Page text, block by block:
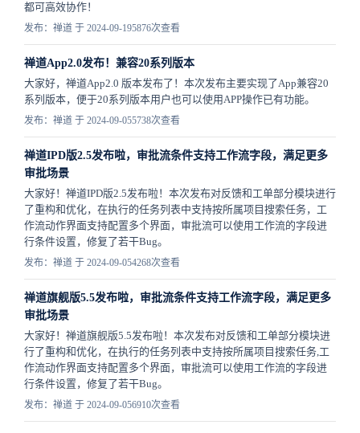
都可高效协作！
发布：禅道 于 2024-09-195876次查看
禅道App2.0发布！兼容20系列版本
大家好，禅道App2.0 版本发布了！本次发布主要实现了App兼容20
系列版本，便于20系列版本用户也可以使用APP操作已有功能。
发布：禅道 于 2024-09-055738次查看
禅道IPD版2.5发布啦，审批流条件支持工作流字段，满足更多
审批场景
大家好！禅道IPD版2.5发布啦！本次发布对反馈和工单部分模块进行
了重构和优化，在执行的任务列表中支持按所属项目搜索任务，工
作流动作界面支持配置多个界面，审批流可以使用工作流的字段进
行条件设置，修复了若干Bug。
发布：禅道 于 2024-09-054268次查看
禅道旗舰版5.5发布啦，审批流条件支持工作流字段，满足更多
审批场景
大家好！禅道旗舰版5.5发布啦！本次发布对反馈和工单部分模块进
行了重构和优化，在执行的任务列表中支持按所属项目搜索任务,工
作流动作界面支持配置多个界面，审批流可以使用工作流的字段进
行条件设置，修复了若干Bug。
发布：禅道 于 2024-09-056910次查看